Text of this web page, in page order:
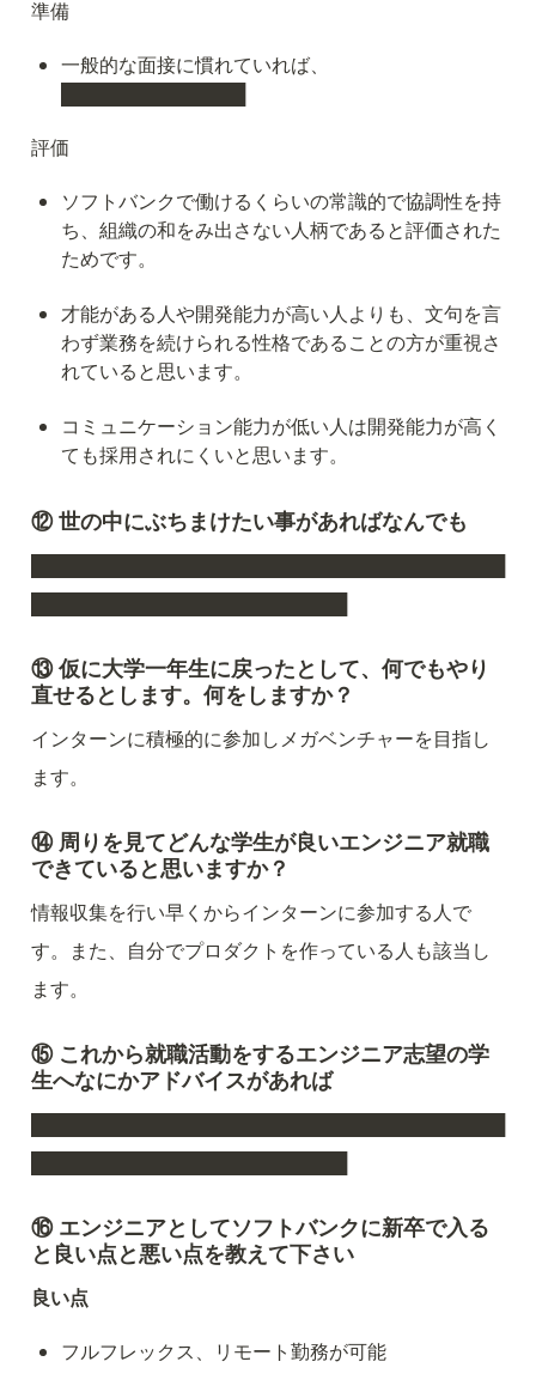
準備
一般的な面接に慣れていれば、
評価
ソフトバンクで働けるくらいの常識的で協調性を持
ち、組織の和をみ出さない人柄であると評価された
ためです。
才能がある人や開発能力が高い人よりも、文句を言
わず業務を続けられる性格であることの方が重視さ
れていると思います。
コミュニケーション能力が低い人は開発能力が高く
ても採用されにくいと思います。
⑫ 世の中にぶちまけたい事があればなんでも
⑬ 仮に大学一年生に戻ったとして、何でもやり
直せるとします。何をしますか？
インターンに積極的に参加しメガベンチャーを目指し
ます。
⑭ 周りを見てどんな学生が良いエンジニア就職
できていると思いますか？
情報収集を行い早くからインターンに参加する人で
す。また、自分でプロダクトを作っている人も該当し
ます。
⑮ これから就職活動をするエンジニア志望の学
生へなにかアドバイスがあれば
⑯ エンジニアとしてソフトバンクに新卒で入る
と良い点と悪い点を教えて下さい
良い点
フルフレックス、リモート勤務が可能